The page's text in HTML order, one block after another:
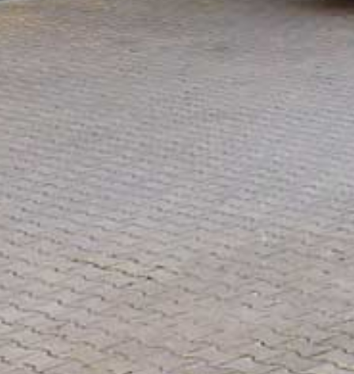
Steuernummer:
346 / 5099 / 2647
Datenschutz
und Realisierung durch
www.online-profession.de
Agentur für professionelles
Online-Marketing für das
Münsterland.
© 2026 MW Glastechnik